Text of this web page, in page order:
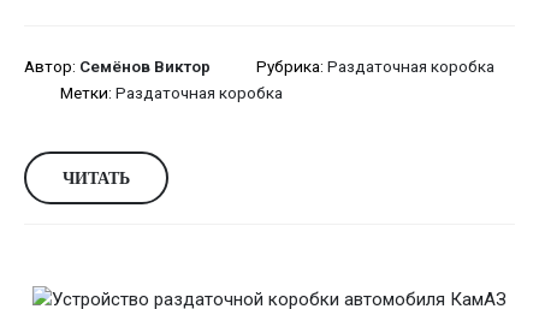
Автор: Семёнов Виктор Рубрика: Раздаточная коробка
Метки: Раздаточная коробка
ЧИТАТЬ